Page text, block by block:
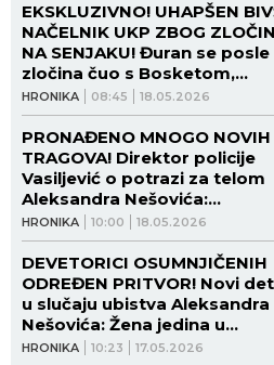
HRONIKA 08:45 18.05.2026
EKSKLUZIVNO! UHAPŠEN
NAČELNIK UKP ZBOG
NA SENJAKU! Đuran se posle
zločina čuo s Bosketom,
ispituje se da li je pomagao
nakon likvidacije!
HRONIKA 10:00 18.05.2026
PRONAĐENO MNOGO NOVIH
TRAGOVA! Direktor policije
Vasiljević o potrazi za telom
Aleksandra Nešovića:
Pretražuju se jezera u okolini
Beograda!
HRONIKA 10:23 17.05.2026
DEVETORICI OSUMNJIČENIH
ODREĐEN PRITVOR! Novi
u slučaju ubistva Aleksandra
Nešovića: Žena jedina u
kućnom pritvoru!